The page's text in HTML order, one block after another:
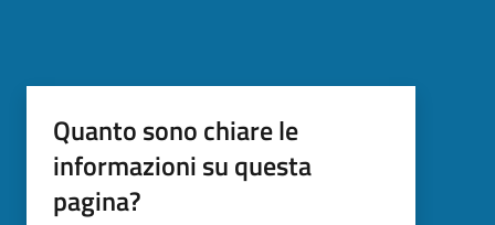
Quanto sono chiare le
informazioni su questa
pagina?